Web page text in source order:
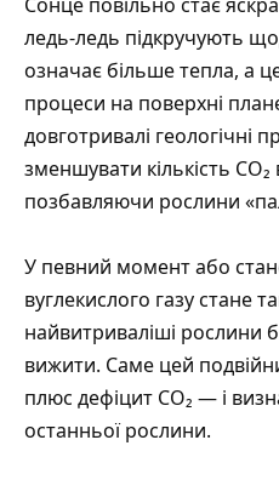
ледь-ледь підкручують
означає більше тепла, а це
процеси на поверхні
довготривалі геологічні
зменшувати кількість
позбавляючи рослини
У певний момент або
вуглекислого газу стане
найвитриваліші рослини
вижити. Саме цей
плюс дефіцит CO₂ — і
останньої рослини.